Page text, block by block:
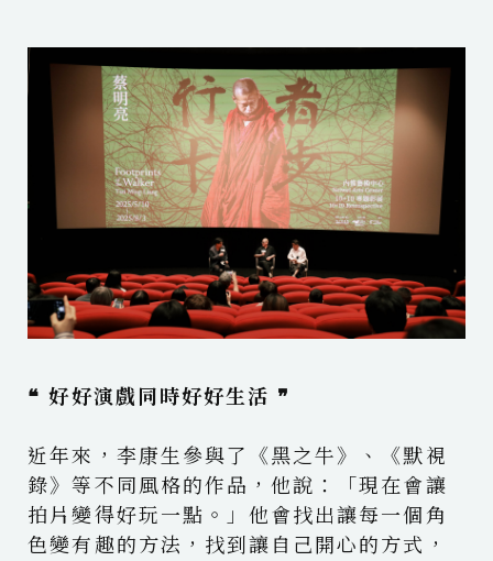
❝ 好好演戲同時好好生活 ❞
近年來，李康生參與了《黑之牛》、《默視
錄》等不同風格的作品，他說：「現在會讓
拍片變得好玩一點。」他會找出讓每一個角
色變有趣的方法，找到讓自己開心的方式，